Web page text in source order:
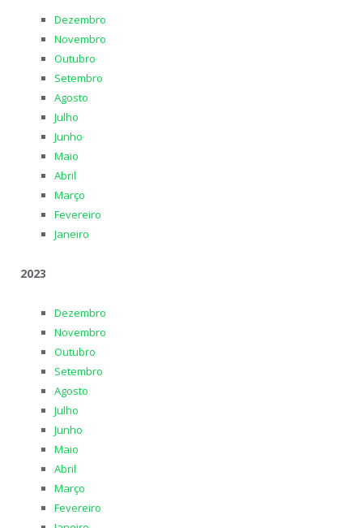
Dezembro
Novembro
Outubro
Setembro
Agosto
Julho
Junho
Maio
Abril
Março
Fevereiro
Janeiro
2023
Dezembro
Novembro
Outubro
Setembro
Agosto
Julho
Junho
Maio
Abril
Março
Fevereiro